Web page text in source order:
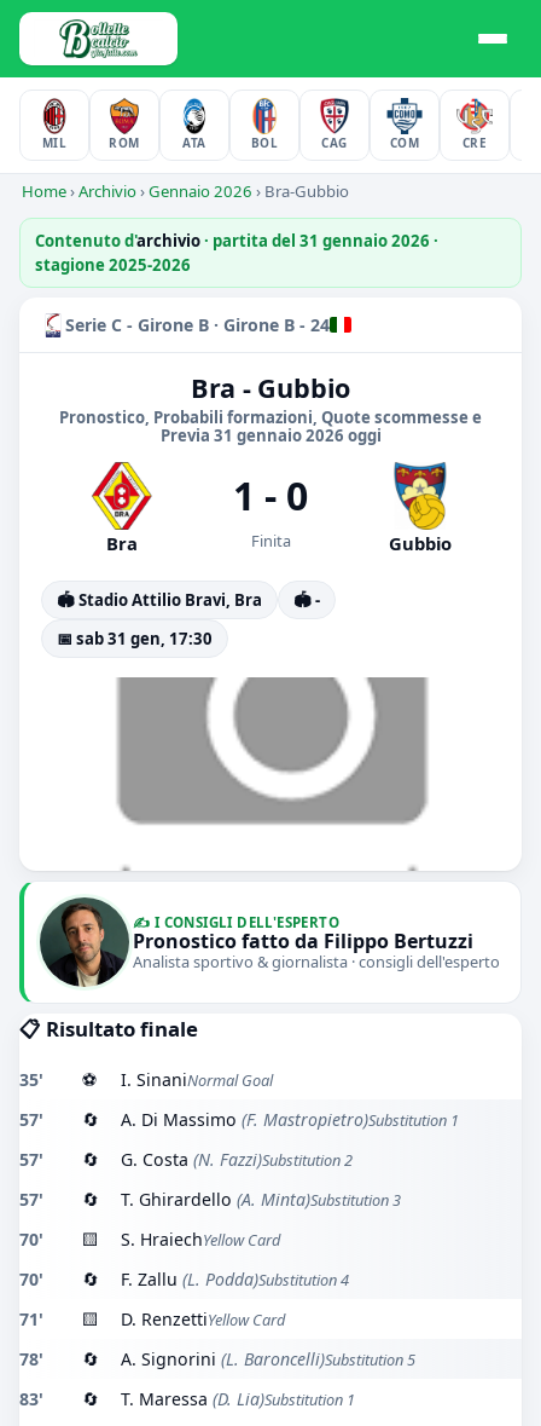
MIL ROM ATA BOL CAG COM CRE
Home›Archivio›Gennaio 2026 › Bra-Gubbio
Contenuto d'archivio· partita del 31 gennaio 2026 ·
stagione 2025-2026
Serie C - Girone B · Girone B - 24
Bra - Gubbio
Pronostico, Probabili formazioni, Quote scommesse e
Previa 31 gennaio 2026 oggi
Bra
1 - 0
Finita Gubbio
🏟️ Stadio Attilio Bravi, Bra
🏟️ -
📅 sab 31 gen, 17:30
✍️ I CONSIGLI DELL'ESPERTO
Pronostico fatto da Filippo Bertuzzi
Analista sportivo & giornalista · consigli dell'esperto
📋 Risultato finale
35' ⚽ I. SinaniNormal Goal
57' 🔄 A. Di Massimo (F. Mastropietro)Substitution 1
57' 🔄 G. Costa (N. Fazzi)Substitution 2
57' 🔄 T. Ghirardello (A. Minta)Substitution 3
70' 🟨 S. HraiechYellow Card
70' 🔄 F. Zallu (L. Podda)Substitution 4
71' 🟨 D. RenzettiYellow Card
78' 🔄 A. Signorini (L. Baroncelli)Substitution 5
83' 🔄 T. Maressa (D. Lia)Substitution 1